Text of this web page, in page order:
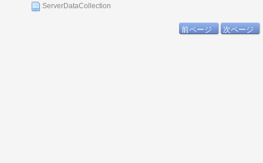
ServerDataCollection
前ページ 次ページ